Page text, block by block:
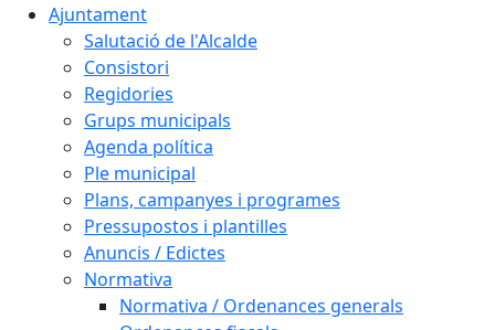
Ajuntament
Salutació de l'Alcalde
Consistori
Regidories
Grups municipals
Agenda política
Ple municipal
Plans, campanyes i programes
Pressupostos i plantilles
Anuncis / Edictes
Normativa
Normativa / Ordenances generals